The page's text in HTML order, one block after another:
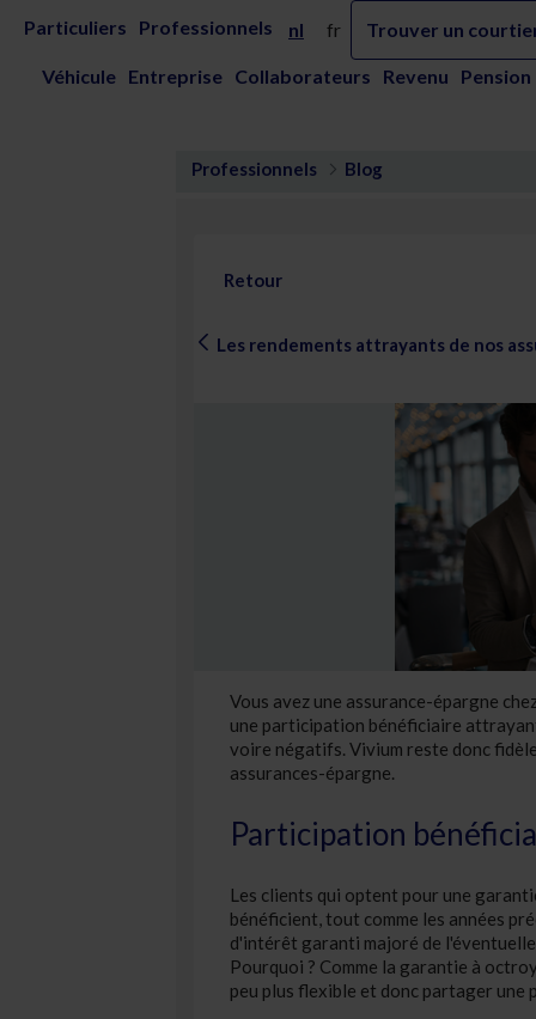
Saut au contenu principal
Les rendements attrayants de nos
Particuliers Professionnels nl fr Trouver un
Véhicule Entreprise Collaborateurs Revenu Pension
Professionnels Blog
Retour
Les rendements attrayants de nos
Vous avez une assurance-épargne
une participation bénéficiaire
voire négatifs. Vivium reste donc
assurances-épargne.
Participation
Les clients qui optent pour une
bénéficient, tout comme les années
d'intérêt garanti majoré de
Pourquoi ? Comme la garantie à
peu plus flexible et donc partager